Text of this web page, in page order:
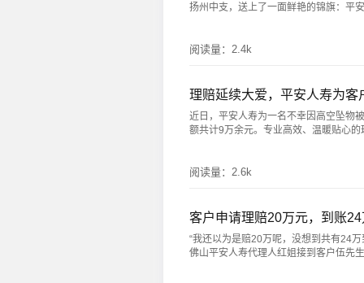
扬州中支，送上了一面鲜艳的锦旗：平
阅读量： 2.4k
理赔延续大爱，平安人寿为客
近日，平安人寿为一名不幸因高空坠物
额共计9万余元。专业高效、温暖贴心
阅读量： 2.6k
客户申请理赔20万元，到账24
“我还以为是赔20万呢，没想到共有24
佛山平安人寿代理人红姐接到客户伍先